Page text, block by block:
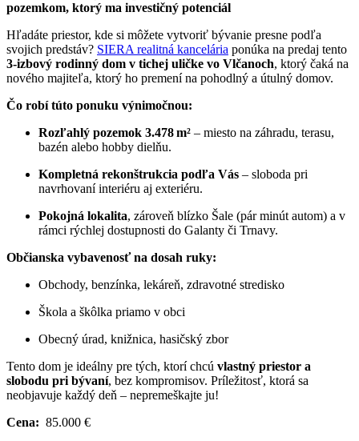
pozemkom, ktorý ma investičný potenciál
Hľadáte priestor, kde si môžete vytvoriť bývanie presne podľa
svojich predstáv? SIERA realitná kancelária ponúka na predaj tento
3‑izbový rodinný dom v tichej uličke vo Vlčanoch, ktorý čaká na
nového majiteľa, ktorý ho premení na pohodlný a útulný domov.
Čo robí túto ponuku výnimočnou:
Rozľahlý pozemok 3.478 m² – miesto na záhradu, terasu,
bazén alebo hobby dielňu.
Kompletná rekonštrukcia podľa Vás – sloboda pri
navrhovaní interiéru aj exteriéru.
Pokojná lokalita, zároveň blízko Šale (pár minút autom) a v
rámci rýchlej dostupnosti do Galanty či Trnavy.
Občianska vybavenosť na dosah ruky:
Obchody, benzínka, lekáreň, zdravotné stredisko
Škola a škôlka priamo v obci
Obecný úrad, knižnica, hasičský zbor
Tento dom je ideálny pre tých, ktorí chcú vlastný priestor a
slobodu pri bývaní, bez kompromisov. Príležitosť, ktorá sa
neobjavuje každý deň – nepremeškajte ju!
Cena: 85.000 €